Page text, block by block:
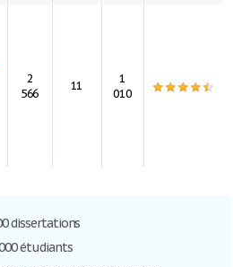
2
566
11
1
010
dissertations
étudiants